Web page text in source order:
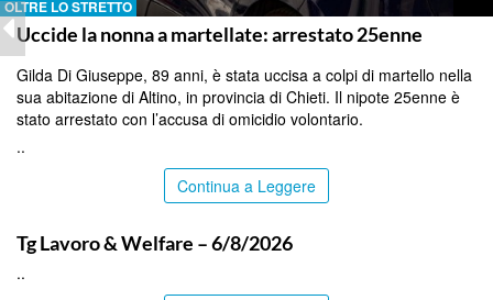
OLTRE LO STRETTO
Uccide la nonna a martellate: arrestato 25enne
Gilda Di Giuseppe, 89 anni, è stata uccisa a colpi di martello nella
sua abitazione di Altino, in provincia di Chieti. Il nipote 25enne è
stato arrestato con l’accusa di omicidio volontario.
..
Continua a Leggere
Tg Lavoro & Welfare – 6/8/2026
..